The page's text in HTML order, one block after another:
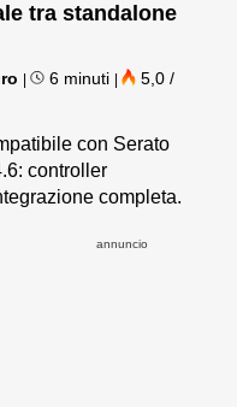
tra standalone
| 6 minuti |
5,0 /
con Serato
controller
completa.
annuncio